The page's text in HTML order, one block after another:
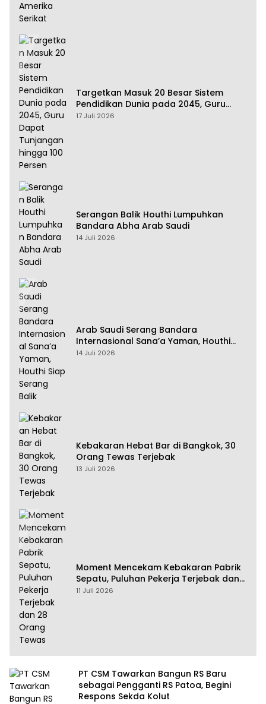
Targetkan Masuk 20 Besar Sistem
Pendidikan Dunia pada 2045, Guru
Dapat Tunjangan hingga 100 Persen
17 Juli 2026
Serangan Balik Houthi Lumpuhkan
Bandara Abha Arab Saudi
14 Juli 2026
Arab Saudi Serang Bandara
Internasional Sana’a Yaman, Houthi
Siap Serang Balik
14 Juli 2026
Kebakaran Hebat Bar di Bangkok, 30
Orang Tewas Terjebak
13 Juli 2026
Moment Mencekam Kebakaran Pabrik
Sepatu, Puluhan Pekerja Terjebak dan
28 Orang Tewas
11 Juli 2026
PT CSM Tawarkan Bangun RS Baru
sebagai Pengganti RS Patoa, Begini
Respons Sekda Kolut